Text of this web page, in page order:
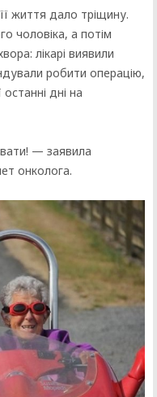
життя дало тріщину.
чоловіка, а потім
лікарі виявили
робити операцію,
дні на
— заявила
онколога.